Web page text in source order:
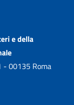
e della
- 00135 Roma